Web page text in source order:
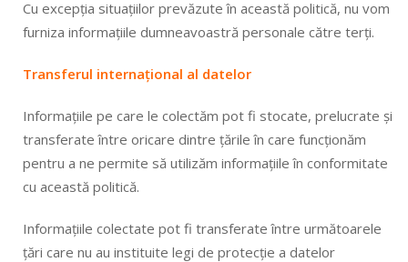
Cu excepția situațiilor prevăzute în această politică, nu vom
furniza informațiile dumneavoastră personale către terți.
Transferul internațional al datelor
Informațiile pe care le colectăm pot fi stocate, prelucrate și
transferate între oricare dintre țările în care funcționăm
pentru a ne permite să utilizăm informațiile în conformitate
cu această politică.
Informațiile colectate pot fi transferate între următoarele
țări care nu au instituite legi de protecție a datelor